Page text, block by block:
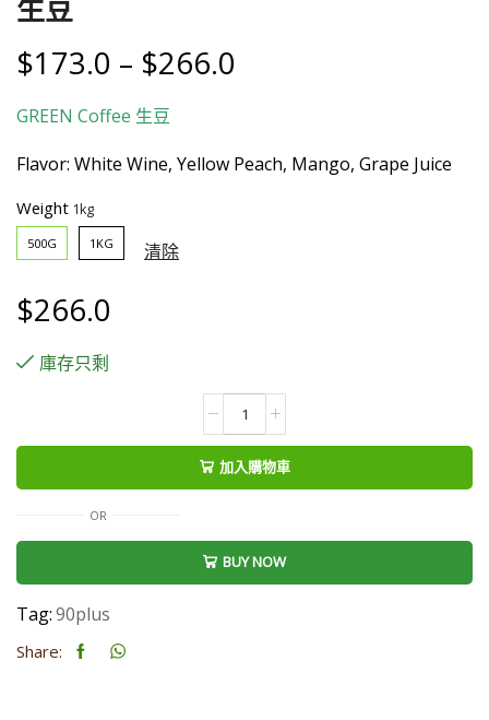
生豆
$173.0 – $266.0
GREEN Coffee 生豆
Flavor: White Wine, Yellow Peach, Mango, Grape Juice
Weight
500G 1KG 清除
$266.0
庫存只剩
Colombia
La
Esmeralda
Typica
生
豆
加入購物車
OR
BUY NOW
Tag:90plus
Share: